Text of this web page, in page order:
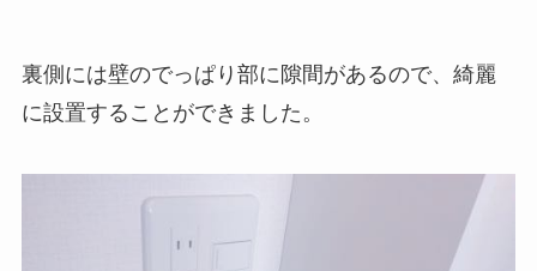
裏側には壁のでっぱり部に隙間があるので、綺麗
に設置することができました。